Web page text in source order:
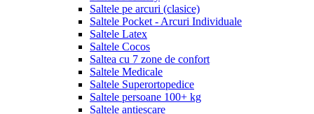
Saltele pe arcuri (clasice)
Saltele Pocket - Arcuri Individuale
Saltele Latex
Saltele Cocos
Saltea cu 7 zone de confort
Saltele Medicale
Saltele Superortopedice
Saltele persoane 100+ kg
Saltele antiescare